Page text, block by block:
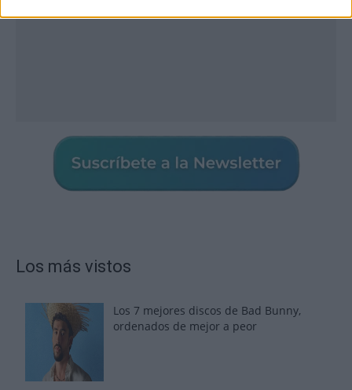
Los más vistos
Los 7 mejores discos de Bad Bunny,
ordenados de mejor a peor